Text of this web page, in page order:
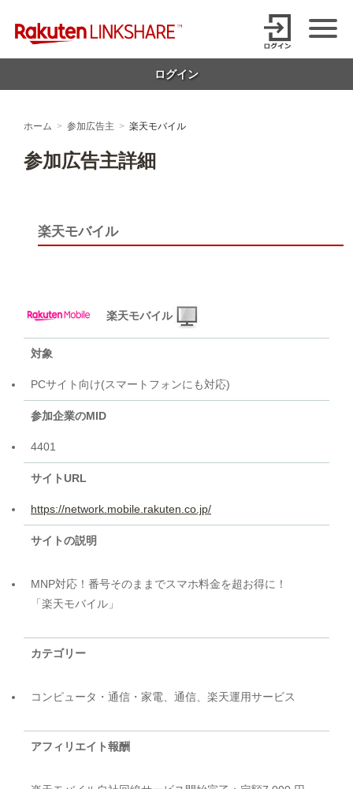
【1円からお支払い可能】アフィリエイトならリンクシェア・ジャパ
ログイン
ホーム 参加広告主 楽天モバイル
参加広告主詳細
楽天モバイル
楽天モバイル
対象
PCサイト向け(スマートフォンにも対応)
参加企業のMID
4401
サイトURL
https://network.mobile.rakuten.co.jp/
サイトの説明
MNP対応！番号そのままでスマホ料金を超お得に！
「楽天モバイル」
カテゴリー
コンピュータ・通信・家電、通信、楽天運用サービス
アフィリエイト報酬